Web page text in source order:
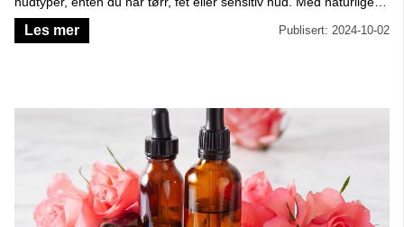
oljer kan du forsiktig løse opp dagens skitt, sminke og urenheter,
samtidig som du tar vare på huden din på en kjærlig måte.
Les mer Publisert: 2024-10-02